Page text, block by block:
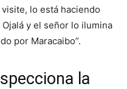
lo está haciendo
y el señor lo ilumina
por Maracaibo”.
la